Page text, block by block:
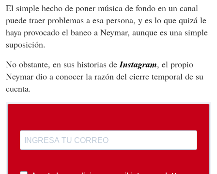
El simple hecho de poner música de fondo en un canal
puede traer problemas a esa persona, y es lo que quizá le
haya provocado el baneo a Neymar, aunque es una simple
suposición.
No obstante, en sus historias deInstagram, el propio
Neymar dio a conocer la razón del cierre temporal de su
cuenta.